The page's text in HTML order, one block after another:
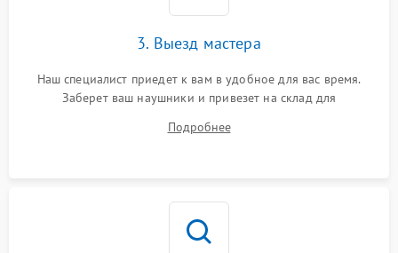
3. Выезд мастера
Наш специалист приедет к вам в удобное для вас время.
Заберет ваш наушники и привезет на склад для
Подробнее